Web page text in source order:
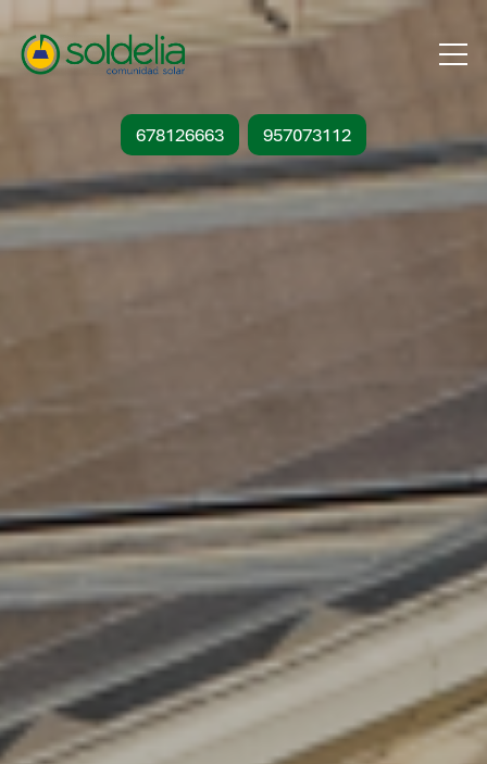
678126663 957073112